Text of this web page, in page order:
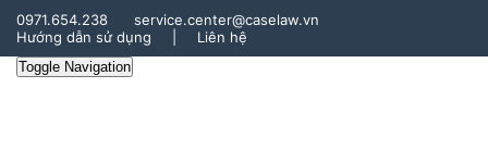
0971.654.238
service.center@caselaw.vn
Hướng dẫn sử dụng
Liên hệ
Toggle Navigation